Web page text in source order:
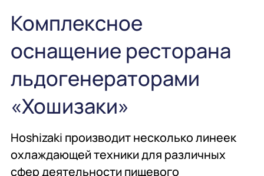
Комплексное
оснащение ресторана
льдогенераторами
«Хошизаки»
Hoshizaki производит несколько линеек
охлаждающей техники для различных
сфер деятельности пищевого